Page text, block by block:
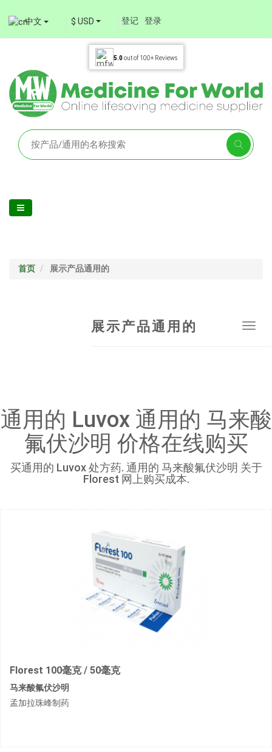
中文 $ USD 登记 登录
5.0out of 100+ Reviews
首页 展示产品通用的
展示产品通用的
通用的 Luvox 通用的 马来酸
氟伏沙明 价格在线购买
买通用的 Luvox 处方药. 通用的 马来酸氟伏沙明 关于
Florest 网上购买成本.
Florest 100毫克 / 50毫克
马来酸氟伏沙明
孟加拉珠峰制药